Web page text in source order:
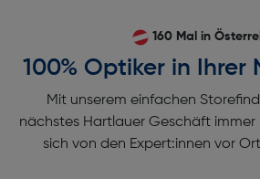
160 Mal in
100% Optiker in Ihrer
Mit unserem einfachen
nächstes Hartlauer Geschäft immer
sich von den Expert:innen vor